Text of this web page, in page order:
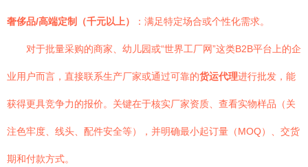
奢侈品/高端定制（千元以上） ：满足特定场合或个性化需求。
对于批量采购的商家、幼儿园或“世界工厂网”这类B2B平台上的企
业用户而言，直接联系生产厂家或通过可靠的货运代理进行批发，能
获得更具竞争力的报价。关键在于核实厂家资质、查看实物样品（关
注色牢度、线头、配件安全等），并明确最小起订量（MOQ）、交货
期和付款方式。